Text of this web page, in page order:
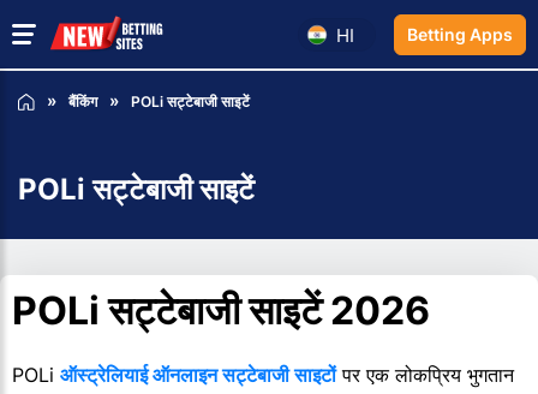
HI Betting Apps
बैंकिंग POLi सट्टेबाजी साइटें
POLi सट्टेबाजी साइटें
POLi सट्टेबाजी साइटें 2026
POLi ऑस्ट्रेलियाई ऑनलाइन सट्टेबाजी साइटोंपर एक लोकप्रिय भुगतान